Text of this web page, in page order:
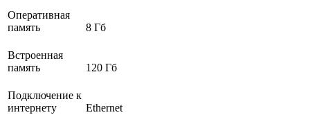
Оперативная
память
8 Гб
Встроенная
память
120 Гб
Подключение к
интернету
Ethernet